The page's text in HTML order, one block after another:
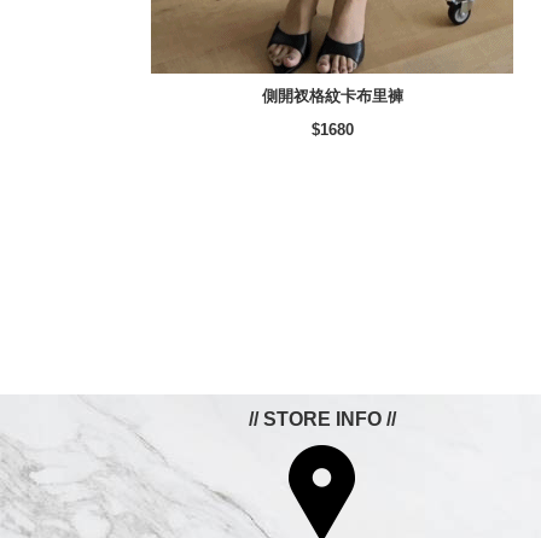
側開衩格紋卡布里褲
$1680
// STORE INFO //